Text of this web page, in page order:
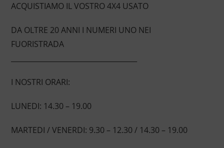
ACQUISTIAMO IL VOSTRO 4X4 USATO
DA OLTRE 20 ANNI I NUMERI UNO NEI
FUORISTRADA
I NOSTRI ORARI:
LUNEDI: 14.30 – 19.00
MARTEDI / VENERDI: 9.30 – 12.30 / 14.30 – 19.00